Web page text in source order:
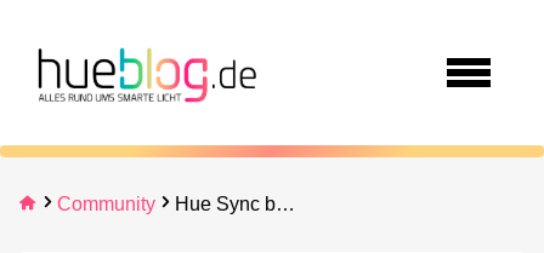
Community Hue Sync box – Microfon über HDMI?